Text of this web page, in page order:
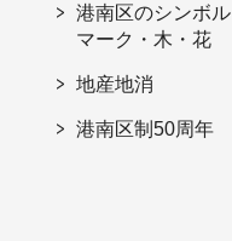
港南区のシンボル
マーク・木・花
地産地消
港南区制50周年